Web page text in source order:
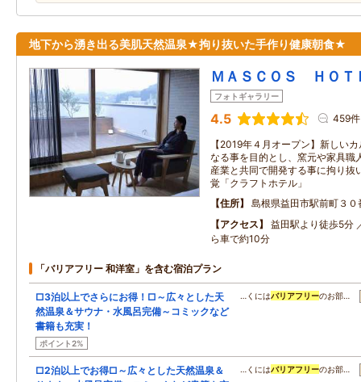
地下から湧き出る美肌天然温泉★拘り抜いた手作り健康朝食★
ＭＡＳＣＯＳ ＨＯ
フォトギャラリー
4.5 459件
【2019年４月オープン】新しい
なる事を目的とし、窯元や家具職
産業と共同で開発する事に拘り抜
覚「クラフトホテル」
住所
島根県益田市駅前町３０
アクセス
益田駅より徒歩5分
ら車で約10分
「バリアフリー 和洋室」を含む宿泊プラン
□3泊以上でさらにお得！□～広々とした天
然温泉＆サウナ・水風呂完備～コミックなど
書籍も充実！
ポイント2%
…くにはバリアフリーのお部…
□2泊以上でお得□～広々とした天然温泉＆
…くにはバリアフリーのお部…